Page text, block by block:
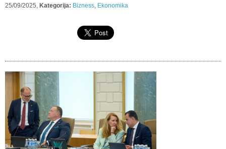
25/09/2025, Kategorija: Bizness, Ekonomika